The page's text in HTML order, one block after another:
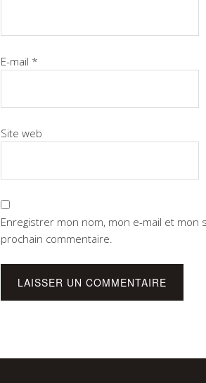
E-mail *
Site web
Enregistrer mon nom, mon e-mail et mon
prochain commentaire.